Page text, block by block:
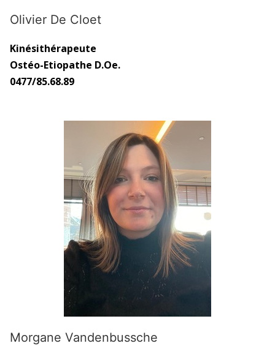
Olivier De Cloet
Kinésithérapeute
Ostéo-Etiopathe D.Oe.
0477/85.68.89
Morgane Vandenbussche